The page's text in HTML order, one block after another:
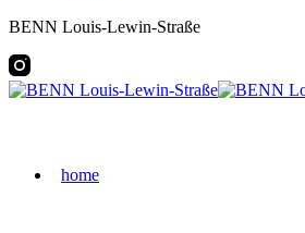
BENN Louis-Lewin-Straße
home